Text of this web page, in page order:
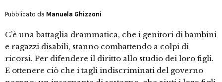
Pubblicato da Manuela Ghizzoni
C’è una battaglia drammatica, che i genitori di bambini
e ragazzi disabili, stanno combattendo a colpi di
ricorsi. Per difendere il diritto allo studio dei loro figli.
E ottenere ciò che i tagli indiscriminati del governo